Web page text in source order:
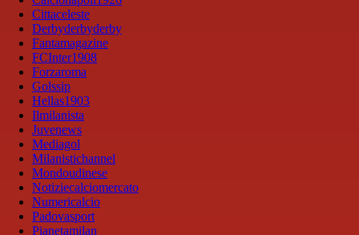
Cittaceleste
Derbyderbyderby
Fantamagazine
FCInter1908
Forzaroma
Golssip
Hellas1903
Ilmilanista
Juvenews
Mediagol
Milanistichannel
Mondoudinese
Notiziecalciomercato
Numericalcio
Padovasport
Pianetamilan